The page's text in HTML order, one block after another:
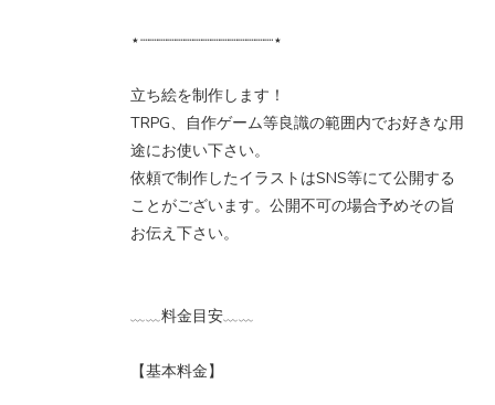
⋆┈┈┈┈┈┈┈┈┈┈┈┈┈┈┈⋆
立ち絵を制作します！
TRPG、自作ゲーム等良識の範囲内でお好きな用
途にお使い下さい。
依頼で制作したイラストはSNS等にて公開する
ことがございます。公開不可の場合予めその旨
お伝え下さい。
﹏﹏料金目安﹏﹏
【基本料金】